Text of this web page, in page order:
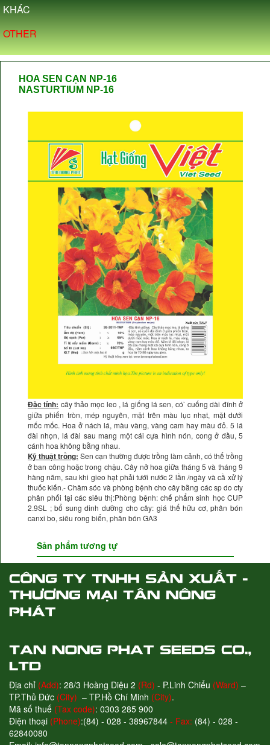
KHÁC
OTHER
HOA SEN CẠN NP-16
NASTURTIUM NP-16
Đặc tính: cây thảo mọc leo , lá giống lá sen, có` cuống dài đính ở
giữa phiến tròn, mép nguyên, mặt trên màu lục nhạt, mặt dưới
mốc mốc. Hoa ở nách lá, màu vàng, vàng cam hay màu đỏ. 5 lá
đài nhọn, lá đài sau mang một cái cựa hình nón, cong ở đầu, 5
cánh hoa không bằng nhau.
Kỹ thuật trồng: Sen cạn thường được trồng làm cảnh, có thể trồng
ở ban công hoặc trong chậu. Cây nở hoa giữa tháng 5 và tháng 9
hàng năm, sau khi gieo hạt phải tưới nước 2 lần /ngày và cầ xử lý
thuốc kiến.- Chăm sóc và phòng bệnh cho cây bằng các sp do cty
phân phối tại các siêu thị:Phòng bệnh: chế phẩm sinh học CUP
2.9SL ; bổ sung dinh dưỡng cho cây: giá thể hữu cơ, phân bón
canxi bo, siêu rong biển, phân bón GA3
Sản phẩm tương tự
Địa chỉ (Add): 28/3 Hoàng Diệu 2 (Rd) - P.Linh Chiểu (Ward) –
TP.Thủ Đức (City) – TP.Hồ Chí Minh (City).
Mã số thuế (Tax code): 0303 285 900
Điện thoại (Phone):(84) - 028 - 38967844 - Fax: (84) - 028 -
62840080